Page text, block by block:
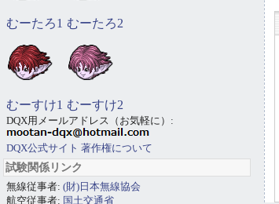
むーたろ1 むーたろ2
むーすけ1 むーすけ2
DQX用メールアドレス（お気軽に）:
DQX公式サイト 著作権について
試験関係リンク
無線従事者: (財)日本無線協会
航空従事者: 国土交通省